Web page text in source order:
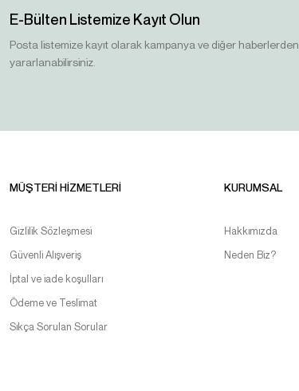
Bu ürüne benzer farklı alternatifler olmalı.
E-Bülten Listemize Kayıt Olun
Posta listemize kayıt olarak kampanya ve diğer haberlerden
yararlanabilirsiniz.
MÜŞTERİ HİZMETLERİ
Gizlilik Sözleşmesi
Güvenli Alışveriş
İptal ve iade koşulları
Ödeme ve Teslimat
Sıkça Sorulan Sorular
KURUMSAL
Hakkımızda
Neden Biz?